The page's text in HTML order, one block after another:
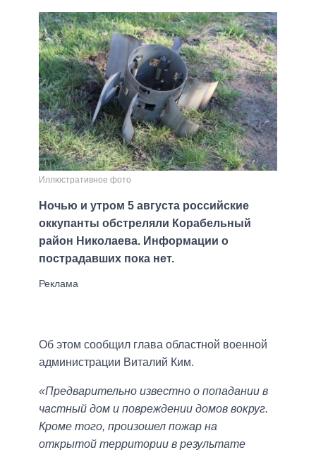
Иллюстративное фото
Ночью и утром 5 августа российские
оккупанты обстреляли Корабельный
район Николаева. Информации о
пострадавших пока нет.
Об этом сообщил глава областной военной
администрации Виталий Ким.
«Предварительно известно о попадании в
частный дом и повреждении домов вокруг.
Кроме того, произошел пожар на
открытой территории в результате